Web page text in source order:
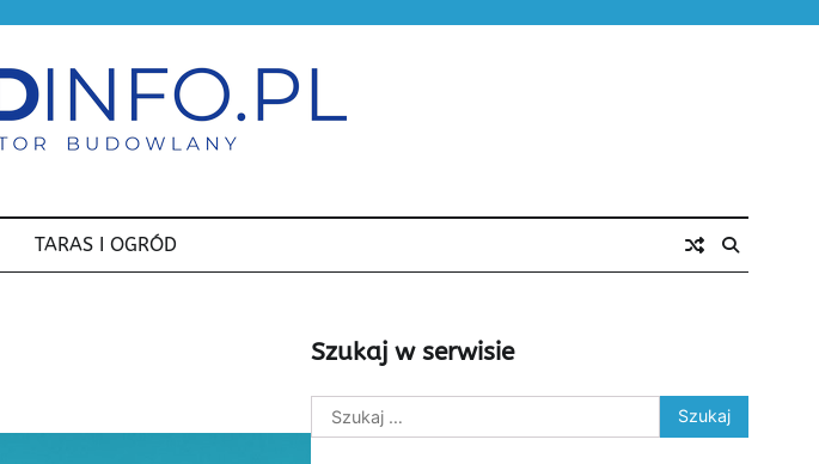
TARAS I OGRÓD
Szukaj w serwisie
Szukaj: